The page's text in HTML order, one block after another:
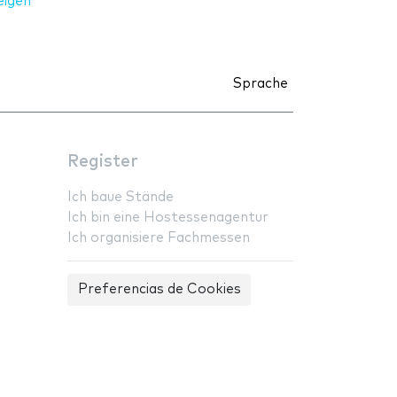
Sprache
Register
Ich baue Stände
Ich bin eine Hostessenagentur
Ich organisiere Fachmessen
Preferencias de Cookies